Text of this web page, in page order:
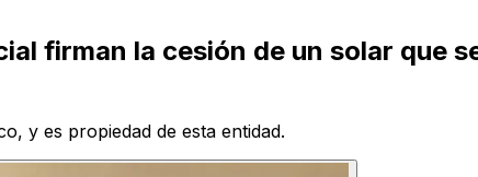
firman la cesión de un solar que
y es propiedad de esta entidad.